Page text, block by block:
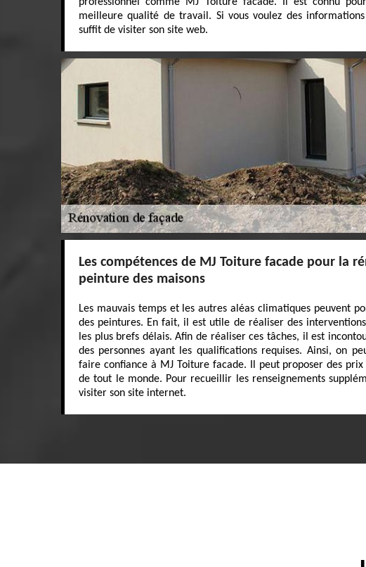
meilleure qualité de travail. Si vous voulez des informations
suffit de visiter son site web.
Les compétences de MJ Toiture facade pour la
peinture des maisons
Les mauvais temps et les autres aléas climatiques peuvent
des peintures. En fait, il est utile de réaliser des
les plus brefs délais. Afin de réaliser ces tâches, il est
des personnes ayant les qualifications requises. Ainsi, on
faire confiance à MJ Toiture facade. Il peut proposer des
de tout le monde. Pour recueillir les renseignements
visiter son site internet.